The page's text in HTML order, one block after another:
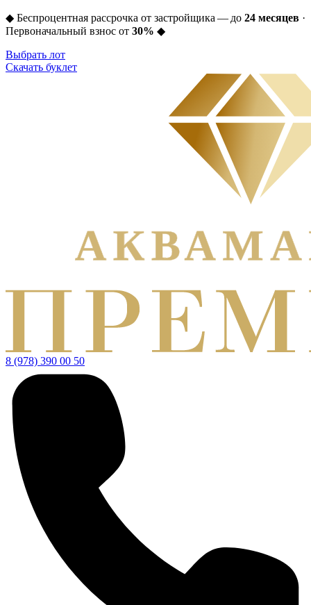
◆ Беспроцентная рассрочка от застройщика — до 24 месяцев ·
Первоначальный взнос от 30% ◆
Выбрать лот
Скачать буклет
8 (978) 390 00 50